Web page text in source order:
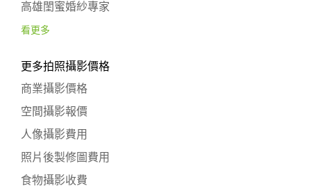
高雄閨蜜婚紗專家
看更多
更多拍照攝影價格
商業攝影價格
空間攝影報價
人像攝影費用
照片後製修圖費用
食物攝影收費